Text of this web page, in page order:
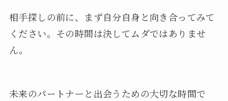
相手探しの前に、まず自分自身と向き合ってみて
ください。その時間は決してムダではありませ
ん。
未来のパートナーと出会うための大切な時間で